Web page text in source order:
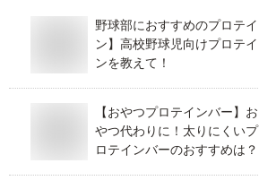
野球部におすすめのプロテイ
ン】高校野球児向けプロテイ
ンを教えて！
【おやつプロテインバー】お
やつ代わりに！太りにくいプ
ロテインバーのおすすめは？